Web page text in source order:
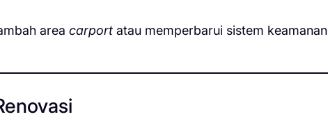
area carportatau memperbarui sistem keamanan